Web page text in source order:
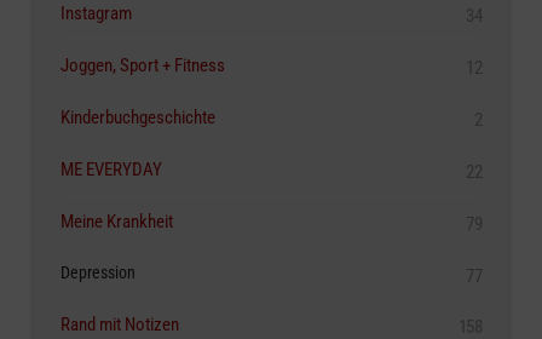
Instagram 34
Joggen, Sport + Fitness 12
Kinderbuchgeschichte 2
ME EVERYDAY 22
Meine Krankheit 79
Depression 77
Rand mit Notizen 158